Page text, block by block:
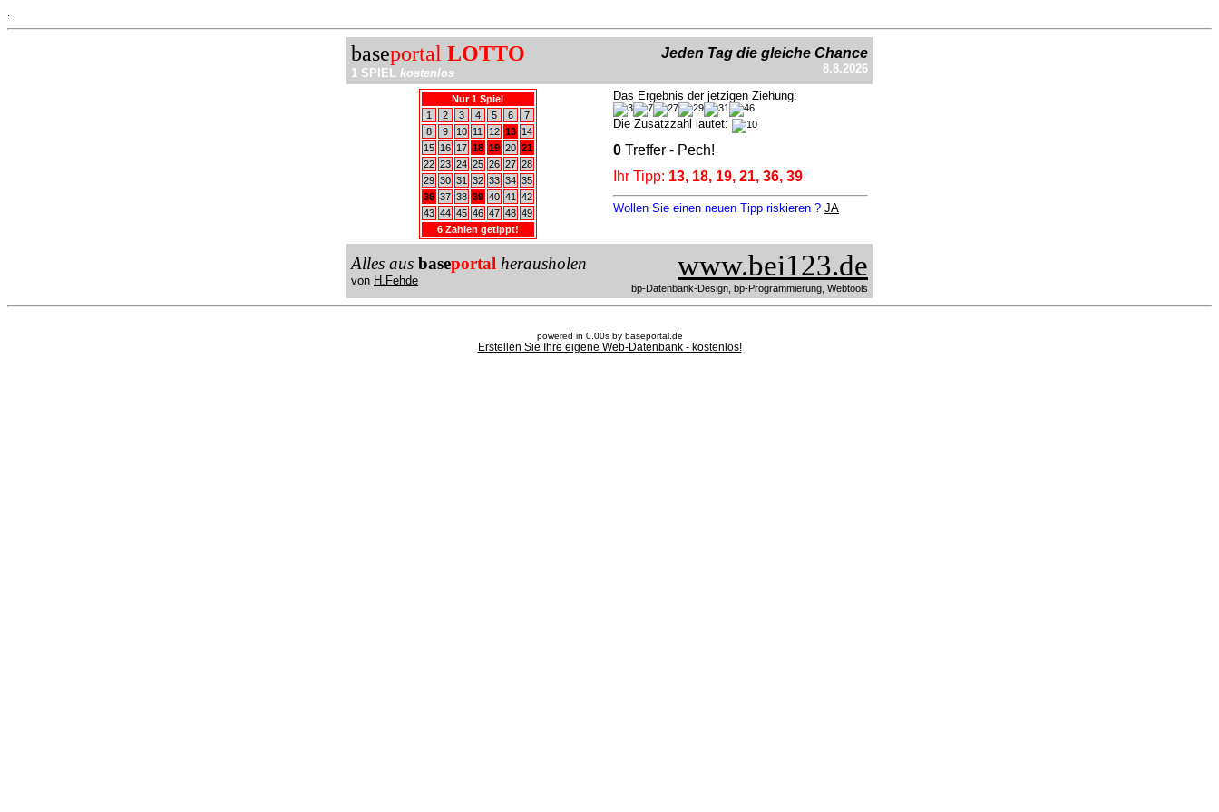
baseportal LOTTO
1 SPIEL kostenlos
Jeden Tag die gleiche Chance
8.8.2026
Nur 1 Spiel
1
2 3 4 5 6
7
8
9 10 11 12 13
14
15
16 17 18 19 20 21
22 23 24 25 26 27 28
29 30 31 32 33 34 35
36 37 38 39 40 41
42
43 44 45 46 47 48 49
6 Zahlen getippt!
Das Ergebnis der jetzigen Ziehung:
Die Zusatzzahl lautet:
0 Treffer - Pech!
Ihr Tipp: 13, 18, 19, 21, 36, 39
Wollen Sie einen neuen Tipp riskieren ? JA
Alles aus baseportal herausholen
von H.Fehde www.bei123.de
bp-Datenbank-Design, bp-Programmierung, Webtools
powered in 0.00s by baseportal.de
Erstellen Sie Ihre eigene Web-Datenbank - kostenlos!